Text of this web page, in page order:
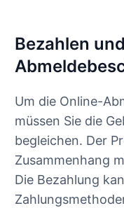
Bezahlen und
Um die Online-
müssen Sie die
begleichen. Der
Zusammenhang
Die Bezahlung